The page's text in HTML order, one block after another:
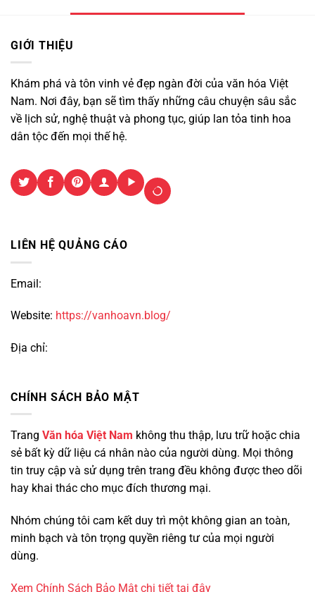
GIỚI THIỆU
Khám phá và tôn vinh vẻ đẹp ngàn đời của văn hóa Việt
Nam. Nơi đây, bạn sẽ tìm thấy những câu chuyện sâu sắc
về lịch sử, nghệ thuật và phong tục, giúp lan tỏa tinh hoa
dân tộc đến mọi thế hệ.
LIÊN HỆ QUẢNG CÁO
Email:
Website: https://vanhoavn.blog/
Địa chỉ:
CHÍNH SÁCH BẢO MẬT
Trang Văn hóa Việt Nam không thu thập, lưu trữ hoặc chia
sẻ bất kỳ dữ liệu cá nhân nào của người dùng. Mọi thông
tin truy cập và sử dụng trên trang đều không được theo dõi
hay khai thác cho mục đích thương mại.
Nhóm chúng tôi cam kết duy trì một không gian an toàn,
minh bạch và tôn trọng quyền riêng tư của mọi người
dùng.
Xem Chính Sách Bảo Mật chi tiết tại đây